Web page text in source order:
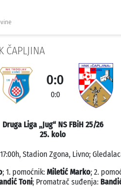
ČAPLJINA
0:0
0:0
Druga Liga „Jug“ NS FBiH 25/26
25. kolo
Stadion Zgona, Livno;
; 1. pomoćnik: Miletić Marko; 2.
Toni; Promatrač suđenja: